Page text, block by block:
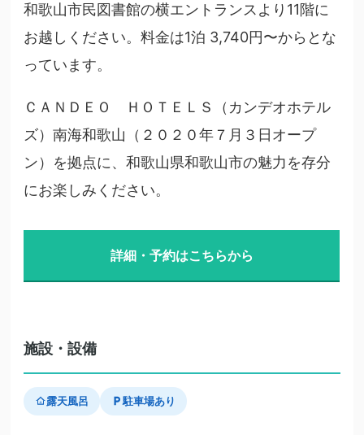
和歌山市民図書館の横エントランスより11階に
お越しください。料金は1泊 3,740円〜からとな
っています。
ＣＡＮＤＥＯ ＨＯＴＥＬＳ（カンデオホテル
ズ）南海和歌山（２０２０年７月３日オープ
ン）を拠点に、和歌山県和歌山市の魅力を存分
にお楽しみください。
詳細・予約はこちらから
施設・設備
露天風呂 駐車場あり